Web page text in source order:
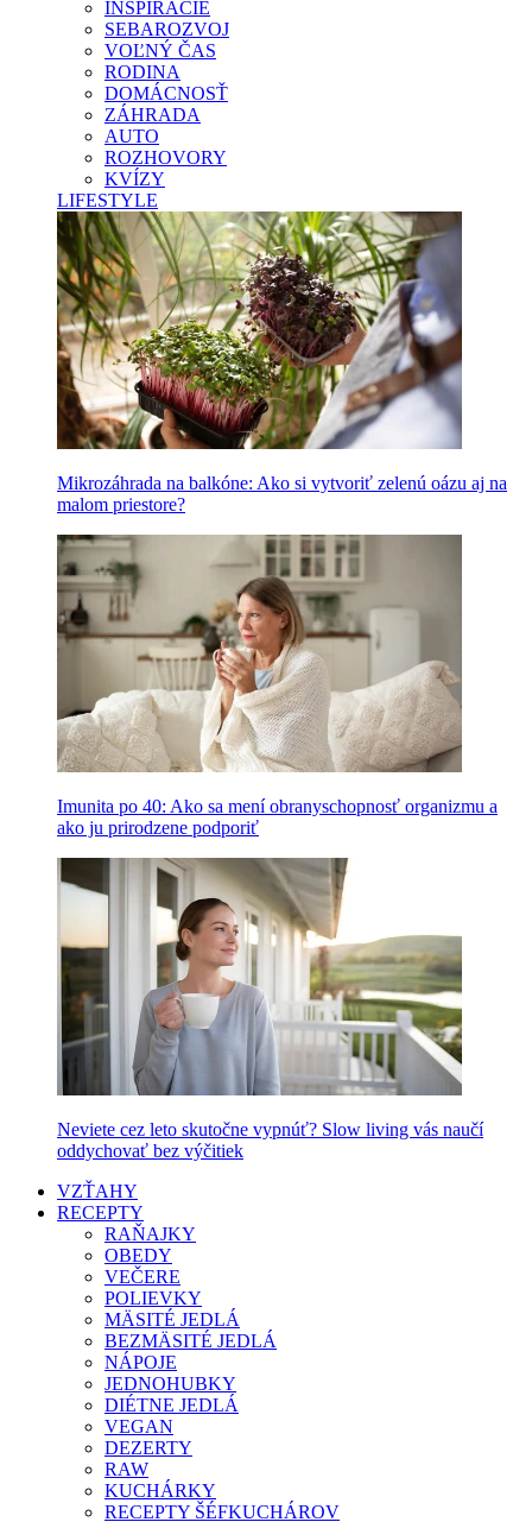
INŠPIRÁCIE
SEBAROZVOJ
VOĽNÝ ČAS
RODINA
DOMÁCNOSŤ
ZÁHRADA
AUTO
ROZHOVORY
KVÍZY
LIFESTYLE
Mikrozáhrada na balkóne: Ako si vytvoriť zelenú oázu aj na
malom priestore?
Imunita po 40: Ako sa mení obranyschopnosť organizmu a
ako ju prirodzene podporiť
Neviete cez leto skutočne vypnúť? Slow living vás naučí
oddychovať bez výčitiek
VZŤAHY
RECEPTY
RAŇAJKY
OBEDY
VEČERE
POLIEVKY
MÄSITÉ JEDLÁ
BEZMÄSITÉ JEDLÁ
NÁPOJE
JEDNOHUBKY
DIÉTNE JEDLÁ
VEGAN
DEZERTY
RAW
KUCHÁRKY
RECEPTY ŠÉFKUCHÁROV